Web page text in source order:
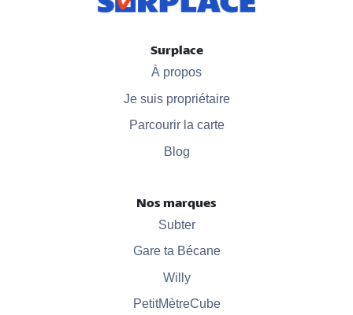
Surplace
À propos
Je suis propriétaire
Parcourir la carte
Blog
Nos marques
Subter
Gare ta Bécane
Willy
PetitMètreCube